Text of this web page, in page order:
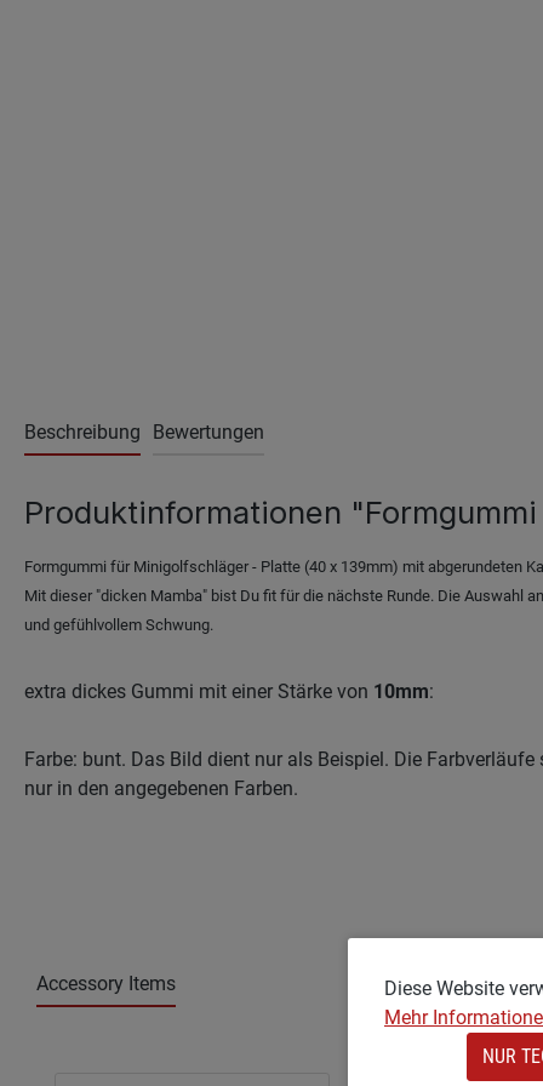
Beschreibung Bewertungen
Produktinformationen
Formgummi für Minigolfschläger - Platte (40 x 139mm) mit abgerundeten
Mit dieser "dicken Mamba" bist Du fit für die nächste Runde. Die Auswahl
und gefühlvollem Schwung.
extra dickes Gummi mit einer Stärke von 10mm:
Farbe: bunt. Das Bild dient nur als Beispiel. Die
nur in den angegebenen Farben.
Accessory Items
Diese Website
Mehr
NUR